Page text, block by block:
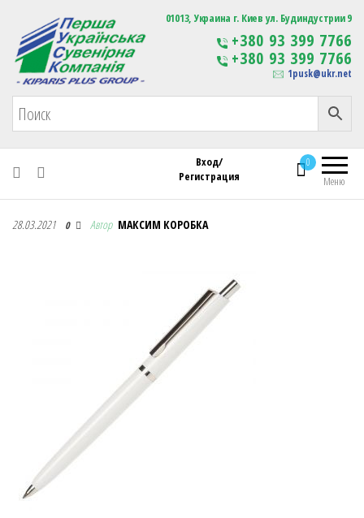
Первая Украинская Сувенирная Компания Изготовление
сувенирной продукции
с логотипом
01013, Украина г. Киев ул. Будиндустрии 9
+380 93 399 7766
+380 93 399 7766
1pusk@ukr.net
Меню
0
Вход/
Регистрация
Первая Украинская Сувенирная Компания
28.03.2021 0 Автор МАКСИМ КОРОБКА